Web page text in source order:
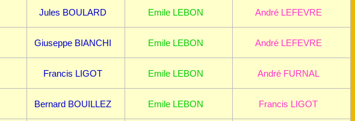
Jules BOULARD Emile LEBON André LEFEVRE
Giuseppe BIANCHI Emile LEBON André LEFEVRE
Francis LIGOT Emile LEBON André FURNAL
Bernard BOUILLEZ Emile LEBON Francis LIGOT